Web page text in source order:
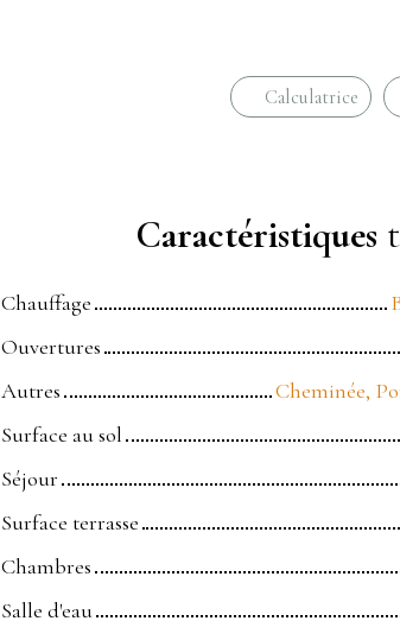
Calculatrice
Caractéristiques
Chauffage
Ouvertures
Autres
Cheminée,
Surface au sol
Séjour
Surface terrasse
Chambres
Salle d'eau